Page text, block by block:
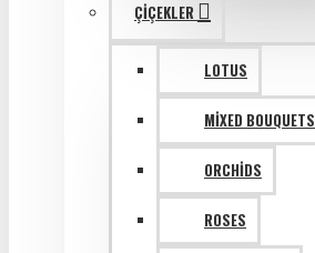
ÇIÇEKLER
LOTUS
MIXED BOUQUETS
ORCHIDS
ROSES